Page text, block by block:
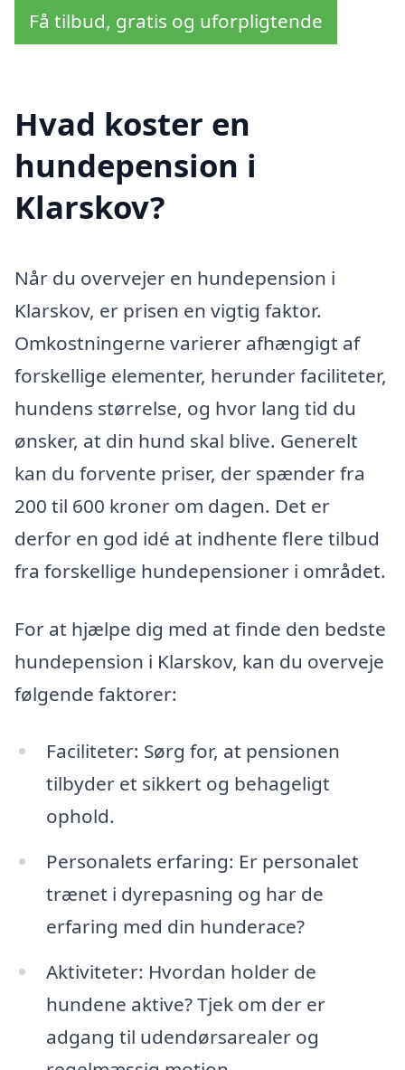
Få tilbud, gratis og uforpligtende
Hvad koster en
hundepension i
Klarskov?
Når du overvejer en hundepension i
Klarskov, er prisen en vigtig faktor.
Omkostningerne varierer afhængigt af
forskellige elementer, herunder faciliteter,
hundens størrelse, og hvor lang tid du
ønsker, at din hund skal blive. Generelt
kan du forvente priser, der spænder fra
200 til 600 kroner om dagen. Det er
derfor en god idé at indhente flere tilbud
fra forskellige hundepensioner i området.
For at hjælpe dig med at finde den bedste
hundepension i Klarskov, kan du overveje
følgende faktorer:
Faciliteter: Sørg for, at pensionen
tilbyder et sikkert og behageligt
ophold.
Personalets erfaring: Er personalet
trænet i dyrepasning og har de
erfaring med din hunderace?
Aktiviteter: Hvordan holder de
hundene aktive? Tjek om der er
adgang til udendørsarealer og